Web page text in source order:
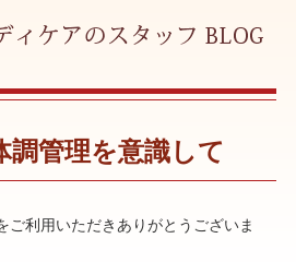
調管理を意識して
ご利用いただきありがとうございま